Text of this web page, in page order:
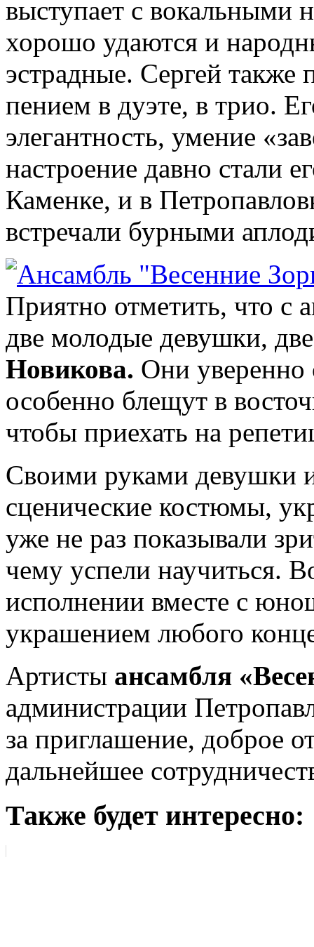
выступает с
хорошо удаются и
эстрадные. Сергей также
пением в дуэте, в трио.
элегантность, умение
настроение давно стали
Каменке, и в
встречали бурными
Приятно отметить, что с
две молодые девушки,
Новикова. Они уверенно
особенно блещут в
чтобы приехать на
Своими руками девушки
сценические костюмы,
уже не раз показывали
чему успели научиться.
исполнении вместе с
украшением любого
Артисты ансамбля
администрации
за приглашение, доброе
дальнейшее
Также будет интересно: